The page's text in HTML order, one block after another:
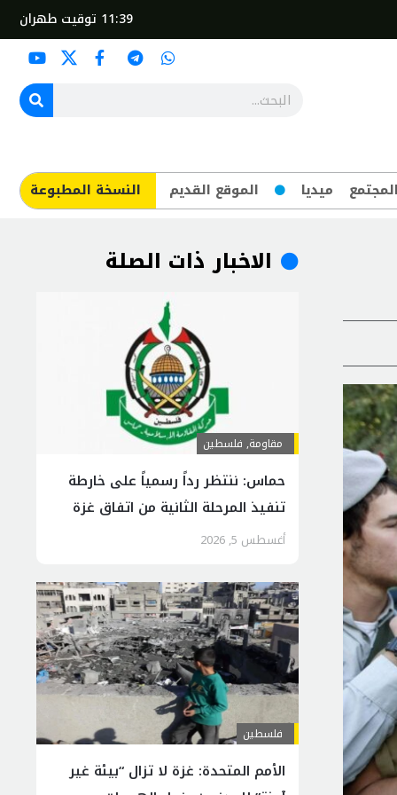
11:39 توقيت طهران
المجتمع ميديا الموقع القديم ​النسخة المطبوعة
الاخبار ذات الصلة
مقاومة, فلسطين
حماس: ننتظر رداً رسمياً على خارطة
تنفيذ المرحلة الثانية من اتفاق غزة
أغسطس 5, 2026
فلسطين
الأمم المتحدة: غزة لا تزال “بيئة غير